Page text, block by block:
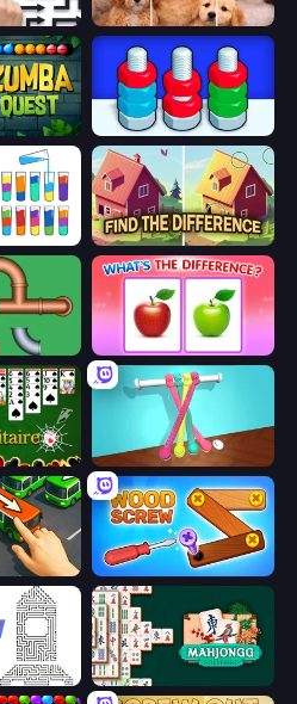
Puzzle Jigpic Solitaire
Cups - Water Sort Puzzle Find The Difference
Out What's The Difference?
Tangle Master
Jam Wood Screw: Bolts Puzzle
Mahjongg Solitaire